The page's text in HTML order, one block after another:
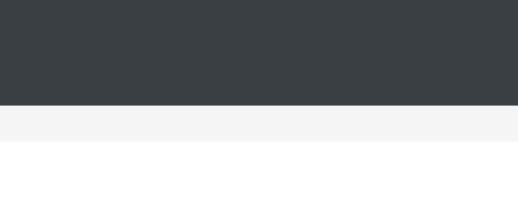
golf en grandes resorts